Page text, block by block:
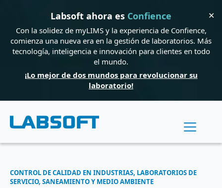
Labsoft ahora es Confience
Con la solidez de myLIMS y la experiencia de Confience,
comienza una nueva era en la gestión de laboratorios. Más
tecnología, inteligencia e innovación para clientes en todo
el mundo.
¡Lo mejor de dos mundos para revolucionar su
laboratorio!
✕
CONTROL DE CALIDAD EN INDUSTRIAS, LABORATORIOS DE
SERVICIO, SANEAMIENTO Y MEDIO AMBIENTE